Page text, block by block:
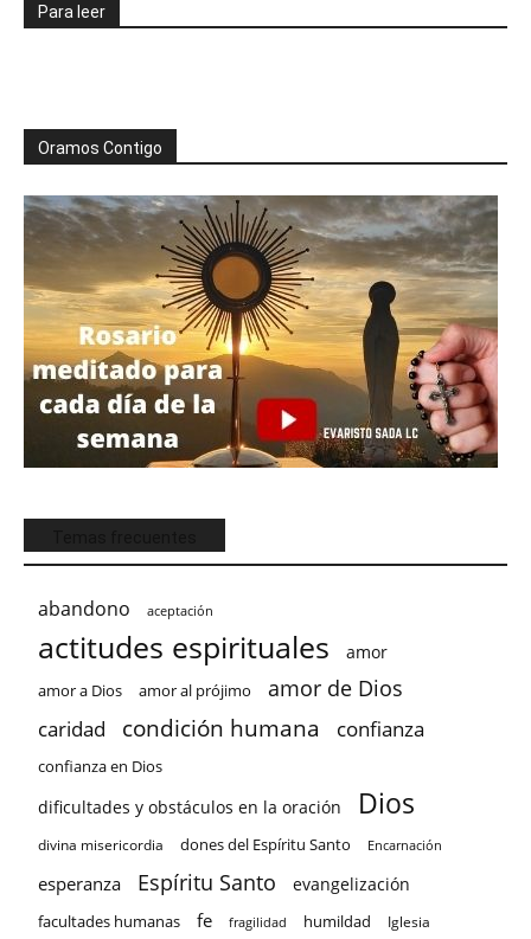
Para leer
Oramos Contigo
abandono aceptación
actitudes espirituales amor
amor a Dios amor al prójimo amor de Dios
caridad condición humana confianza
confianza en Dios
dificultades y obstáculos en la oración Dios
divina misericordia dones del Espíritu Santo Encarnación
esperanza Espíritu Santo evangelización
facultades humanas fe fragilidad humildad Iglesia